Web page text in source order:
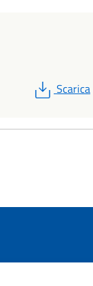
PDF
Scarica